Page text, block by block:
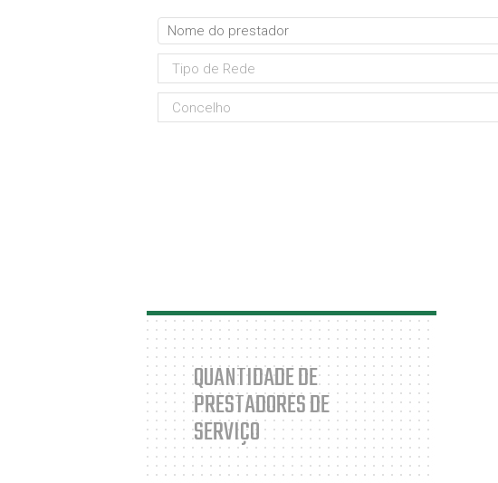
QUANTIDADE DE
PRESTADORES DE
SERVIÇO